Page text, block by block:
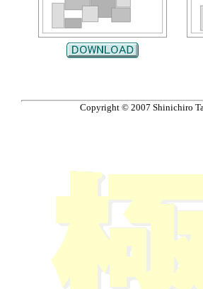
Copyright © 2007 Shinichiro